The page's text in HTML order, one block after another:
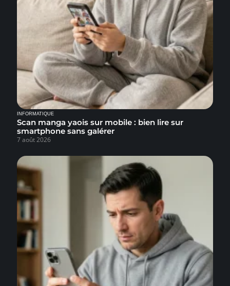
INFORMATIQUE
Scan manga yaois sur mobile : bien lire sur
smartphone sans galérer
7 août 2026